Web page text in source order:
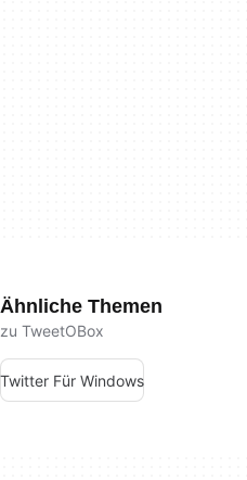
Ähnliche Themen
zu TweetOBox
Twitter Für Windows